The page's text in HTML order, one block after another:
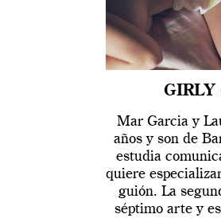
GIRLY
Mar Garcia y
años y son de
estudia
quiere
guión. La
séptimo arte y